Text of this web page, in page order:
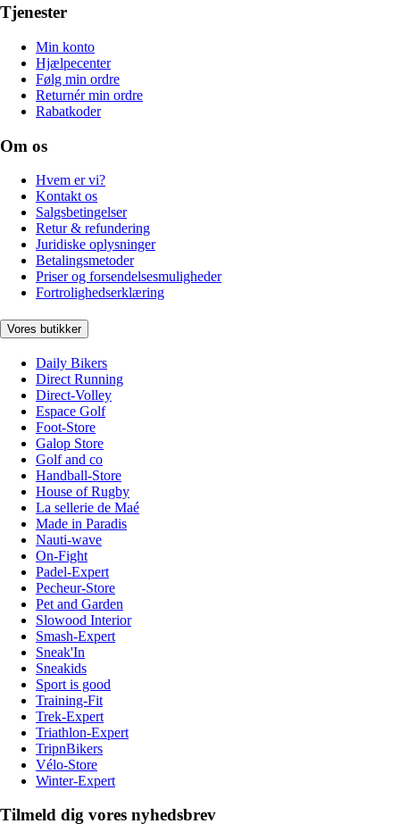
Tjenester
Min konto
Hjælpecenter
Følg min ordre
Returnér min ordre
Rabatkoder
Om os
Hvem er vi?
Kontakt os
Salgsbetingelser
Retur & refundering
Juridiske oplysninger
Betalingsmetoder
Priser og forsendelsesmuligheder
Fortrolighedserklæring
Vores butikker
Daily Bikers
Direct Running
Direct-Volley
Espace Golf
Foot-Store
Galop Store
Golf and co
Handball-Store
House of Rugby
La sellerie de Maé
Made in Paradis
Nauti-wave
On-Fight
Padel-Expert
Pecheur-Store
Pet and Garden
Slowood Interior
Smash-Expert
Sneak'In
Sneakids
Sport is good
Training-Fit
Trek-Expert
Triathlon-Expert
TripnBikers
Vélo-Store
Winter-Expert
Tilmeld dig vores nyhedsbrev